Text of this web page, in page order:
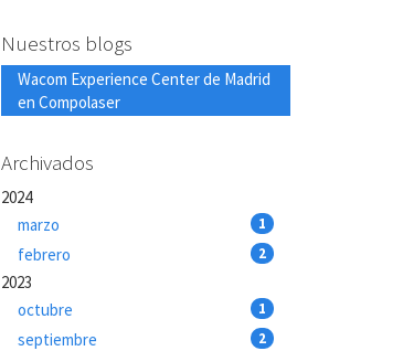
Nuestros blogs
Wacom Experience Center de Madrid
en Compolaser
Archivados
2024
marzo
1
febrero 2
2023
octubre
1
septiembre 2